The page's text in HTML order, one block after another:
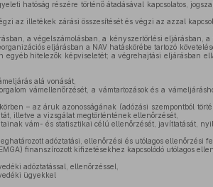
hatóság részére történő átadásával kapcsolatos,
az illetékek zárási összesítését és végzi az azzal
a végelszámolásban, a kényszertörlési eljárásban, a
eljárásban a NAV hatáskörébe tartozó
egyéb hitelezők képviseletét; a végrehajtási eljárásban
alá vonását,
vámellenőrzését, a vámtartozások és a
– az áruk azonosságának (adózási szempontból
illetve a vizsgálat megtörténtének ellenőrzését,
vám- és statisztikai célú ellenőrzését, javíttatását,
adóztatási, ellenőrzési és utólagos ellenőrzési
finanszírozott kifizetésekhez kapcsolódó utólagos
adóztatással, ellenőrzéssel,
ügyekkel